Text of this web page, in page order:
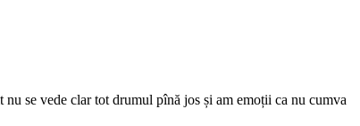
se vede clar tot drumul pînă jos și am emoții ca nu cumva